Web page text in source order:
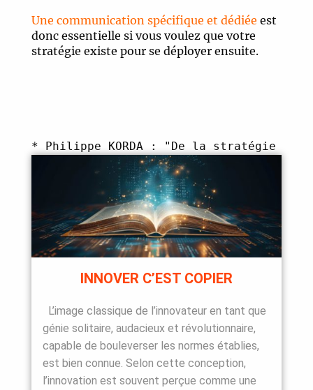
Une communication spécifique et dédiée est
donc essentielle si vous voulez que votre
stratégie existe pour se déployer ensuite.
* Philippe KORDA : "De la stratégie à
INNOVER C’EST COPIER
L’image classique de l’innovateur en tant que
génie solitaire, audacieux et révolutionnaire,
capable de bouleverser les normes établies,
est bien connue. Selon cette conception,
l’innovation est souvent perçue comme une